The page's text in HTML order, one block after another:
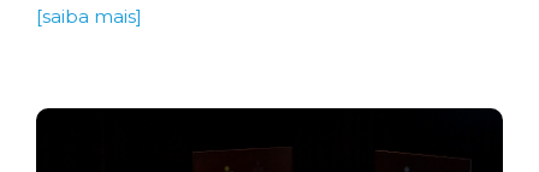
[saiba mais]